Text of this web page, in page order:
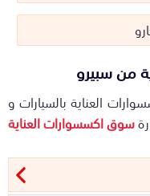
من سبيرو
العناية بالسيارات و
سوق اكسسوارات العناية